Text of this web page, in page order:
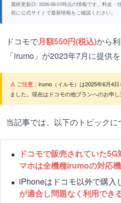
最終更新日: 2026-06-01時点の情報です。料金
前に公式サイトで最新情報をご確認ください。
ドコモで月額550円(税込)から
「irumo」が2023年7月に提供
⚠️ ご注意： irumo（イルモ）は2025年6月4
ました。現在はドコモの他プランへのお申し
当記事では、以下のトピックに
ドコモで販売されていた
マホは全機種irumoの対応
iPhoneはドコモ以外で購入
が適合し問題なく利用でき